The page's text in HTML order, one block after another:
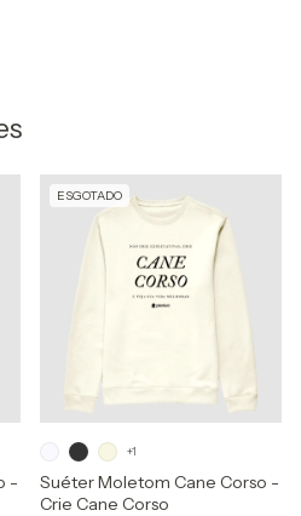
-
ESGOTADO
Suéter Moletom Cane Corso -
Crie Cane Corso
+1